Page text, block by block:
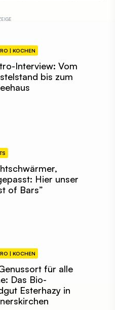
| KOCHEN
Interview: Vom
bis zum
Hier unser
of Bars”
| KOCHEN
für alle
Das Bio-
Esterhazy in